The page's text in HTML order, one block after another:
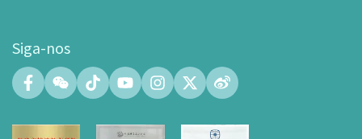
leitura
- Laboratório de Fabricação Digital (FABLAB)
- Laboratório de Redes (NetLab)
Siga-nos